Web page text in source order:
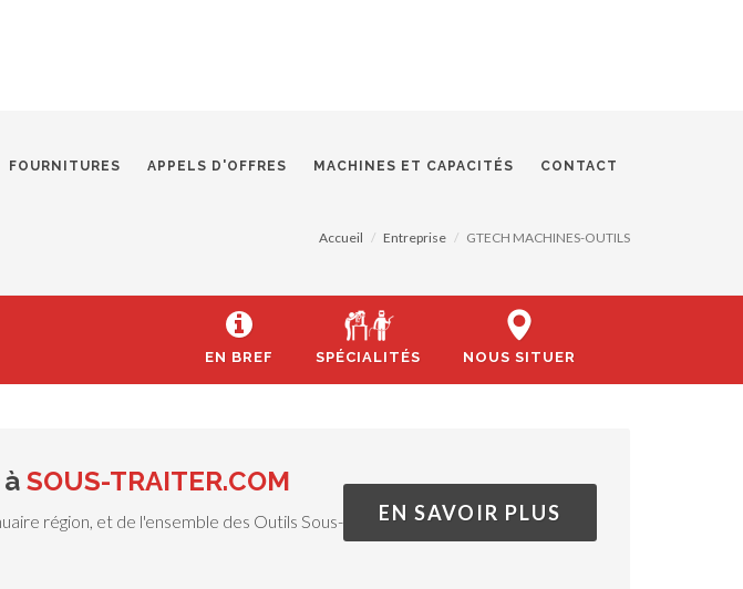
FOURNITURES APPELS D'OFFRES MACHINES ET CAPACITÉS CONTACT
Accueil Entreprise GTECH MACHINES-OUTILS
EN BREF SPÉCIALITÉS NOUS SITUER
SOUS-TRAITER.COM
région, et de l'ensemble des Outils Sous-
EN SAVOIR PLUS